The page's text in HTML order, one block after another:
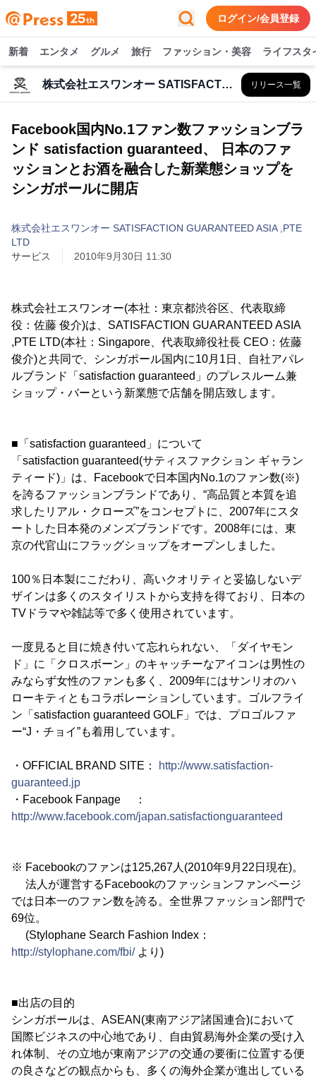
ログイン/会員登録
新着 エンタメ グルメ 旅行 ファッション・美容 ライフスタ
株式会社エスワンオー SATISFACTION GUARANTEED ASIA ,PTE LTD リリース一覧
Facebook国内No.1ファン数ファッションブラ
ンド satisfaction guaranteed、 日本のファ
ッションとお酒を融合した新業態ショップを
シンガポールに開店
株式会社エスワンオー SATISFACTION GUARANTEED ASIA ,PTE
LTD
サービス
2010年9月30日 11:30
株式会社エスワンオー(本社：東京都渋谷区、代表取締
役：佐藤 俊介)は、SATISFACTION GUARANTEED ASIA
,PTE LTD(本社：Singapore、代表取締役社長 CEO：佐藤
俊介)と共同で、シンガポール国内に10月1日、自社アパレ
ルブランド「satisfaction guaranteed」のプレスルーム兼
ショップ・バーという新業態で店舗を開店致します。
■「satisfaction guaranteed」について
「satisfaction guaranteed(サティスファクション ギャラン
ティード)」は、Facebookで日本国内No.1のファン数(※)
を誇るファッションブランドであり、“高品質と本質を追
求したリアル・クローズ”をコンセプトに、2007年にスタ
ートした日本発のメンズブランドです。2008年には、東
京の代官山にフラッグショップをオープンしました。
100％日本製にこだわり、高いクオリティと妥協しないデ
ザインは多くのスタイリストから支持を得ており、日本の
TVドラマや雑誌等で多く使用されています。
一度見ると目に焼き付いて忘れられない、「ダイヤモン
ド」に「クロスボーン」のキャッチーなアイコンは男性の
みならず女性のファンも多く、2009年にはサンリオのハ
ローキティともコラボレーションしています。ゴルフライ
ン「satisfaction guaranteed GOLF」では、プロゴルファ
ー“J・チョイ”も着用しています。
・OFFICIAL BRAND SITE：
http://www.satisfaction-
guaranteed.jp
・Facebook Fanpage ：
http://www.facebook.com/japan.satisfactionguaranteed
※ Facebookのファンは125,267人(2010年9月22日現在)。
法人が運営するFacebookのファッションファンページ
では日本一のファン数を誇る。全世界ファッション部門で
69位。
(Stylophane Search Fashion Index：
http://stylophane.com/fbi/より)
■出店の目的
シンガポールは、ASEAN(東南アジア諸国連合)において
国際ビジネスの中心地であり、自由貿易海外企業の受け入
れ体制、その立地が東南アジアの交通の要衝に位置する便
の良さなどの観点からも、多くの海外企業が進出している